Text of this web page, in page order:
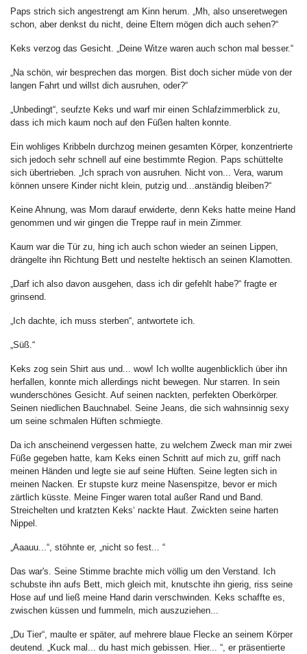
Paps strich sich angestrengt am Kinn herum. „Mh, also unseretwegen
schon, aber denkst du nicht, deine Eltern mögen dich auch sehen?“
Keks verzog das Gesicht. „Deine Witze waren auch schon mal besser.“
„Na schön, wir besprechen das morgen. Bist doch sicher müde von der
langen Fahrt und willst dich ausruhen, oder?“
„Unbedingt“, seufzte Keks und warf mir einen Schlafzimmerblick zu,
dass ich mich kaum noch auf den Füßen halten konnte.
Ein wohliges Kribbeln durchzog meinen gesamten Körper, konzentrierte
sich jedoch sehr schnell auf eine bestimmte Region. Paps schüttelte
sich übertrieben. „Ich sprach von ausruhen. Nicht von... Vera, warum
können unsere Kinder nicht klein, putzig und...anständig bleiben?“
Keine Ahnung, was Mom darauf erwiderte, denn Keks hatte meine Hand
genommen und wir gingen die Treppe rauf in mein Zimmer.
Kaum war die Tür zu, hing ich auch schon wieder an seinen Lippen,
drängelte ihn Richtung Bett und nestelte hektisch an seinen Klamotten.
„Darf ich also davon ausgehen, dass ich dir gefehlt habe?“ fragte er
grinsend.
„Ich dachte, ich muss sterben“, antwortete ich.
„Süß.“
Keks zog sein Shirt aus und... wow! Ich wollte augenblicklich über ihn
herfallen, konnte mich allerdings nicht bewegen. Nur starren. In sein
wunderschönes Gesicht. Auf seinen nackten, perfekten Oberkörper.
Seinen niedlichen Bauchnabel. Seine Jeans, die sich wahnsinnig sexy
um seine schmalen Hüften schmiegte.
Da ich anscheinend vergessen hatte, zu welchem Zweck man mir zwei
Füße gegeben hatte, kam Keks einen Schritt auf mich zu, griff nach
meinen Händen und legte sie auf seine Hüften. Seine legten sich in
meinen Nacken. Er stupste kurz meine Nasenspitze, bevor er mich
zärtlich küsste. Meine Finger waren total außer Rand und Band.
Streichelten und kratzten Keks‘ nackte Haut. Zwickten seine harten
Nippel.
„Aaauu...“, stöhnte er, „nicht so fest... “
Das war's. Seine Stimme brachte mich völlig um den Verstand. Ich
schubste ihn aufs Bett, mich gleich mit, knutschte ihn gierig, riss seine
Hose auf und ließ meine Hand darin verschwinden. Keks schaffte es,
zwischen küssen und fummeln, mich auszuziehen...
„Du Tier“, maulte er später, auf mehrere blaue Flecke an seinem Körper
deutend. „Kuck mal... du hast mich gebissen. Hier... “, er präsentierte